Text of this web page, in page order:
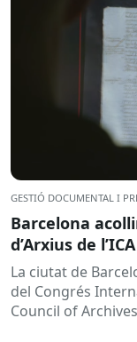
GESTIÓ DOCUMENTAL I
Barcelona
d’Arxius de
La ciutat de
del Congrés
Council of